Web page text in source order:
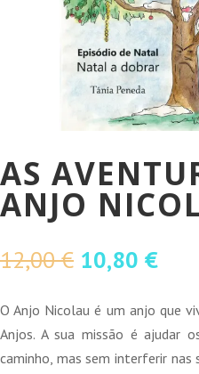
AS
ANJO
12,00€ O
original
era:
12,00 €.
10,80 €O
é:
O Anjo Nicolau é um anjo que
Anjos. A sua missão é ajudar
caminho, mas sem interferir nas